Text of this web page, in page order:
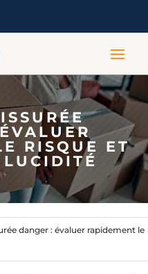
RISQUE ET
danger : évaluer rapidement le